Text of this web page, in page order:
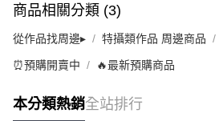
商品相關分類 (3)
從作品找周邊▸ 特攝類作品 周邊商品
⏰預購開賣中 🔥最新預購商品
本分類熱銷全站排行